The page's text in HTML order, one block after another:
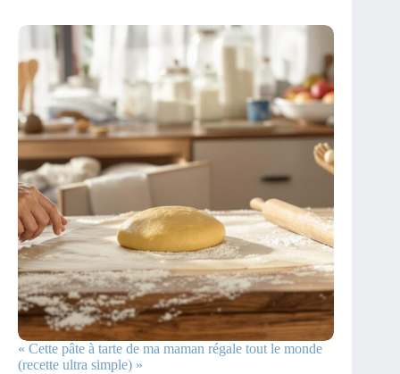
« Cette pâte à tarte de ma maman régale tout le monde
(recette ultra simple) »